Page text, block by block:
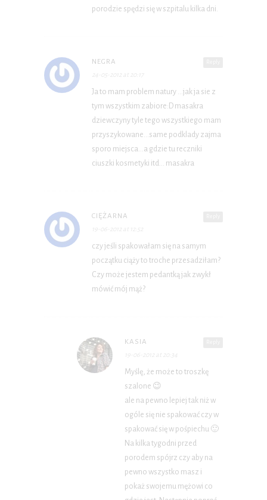
porodzie spędzi się w szpitalu kilka dni.
NEGRA
24-05-2012 at 20:17
Ja to mam problem natury …jak ja sie z
tym wszystkim zabiore:D masakra
dziewczyny tyle tego wszystkiego mam
przyszykowane…same podklady zajma
sporo miejsca…a gdzie tu reczniki
ciuszki kosmetyki itd… masakra
CIĘŻARNA
19-06-2012 at 12:52
czy jeśli spakowałam się na samym
początku ciąży to troche przesadziłam?
Czy może jestem pedantką jak zwykł
mówić mój mąż?
KASIA
19-06-2012 at 20:34
Myślę, że może to troszkę
szalone 😉
ale na pewno lepiej tak niż w
ogóle się nie spakować czy w
spakować się w pośpiechu 🙂
Na kilka tygodni przed
porodem spójrz czy aby na
pewno wszystko masz i
pokaż swojemu mężowi co